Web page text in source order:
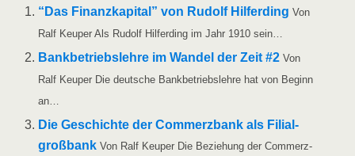
“Das Finanz­ka­pi­tal” von Rudolf Hil­fer­ding Von
Ralf Keu­per Als Rudolf Hil­fer­ding im Jahr 1910 sein…
Bank­be­triebs­leh­re im Wan­del der Zeit #2 Von
Ralf Keu­per Die deut­sche Bank­be­triebs­leh­re hat von Beginn
an…
Die Geschich­te der Com­merz­bank als Fili­al­
groß­bank Von Ralf Keu­per Die Bezie­hung der Com­merz­